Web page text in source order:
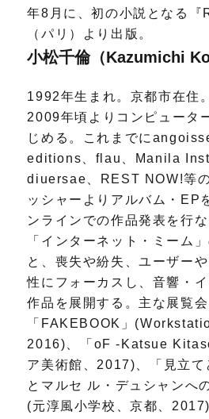
年8月に、初の小説となる
（パリ）より出版。
小松千倫（Kazumichi
1992年生まれ。京都市在住
2009年頃よりコンピュータ
じめる。これまでに
editions、flau、Manila
diuersae、REST NOW!等
ッシャーよりアルバム・EP
ンラインでの作品発表を行
「インターネット・ミーム
と、喪失や紛失、ユーザー
性にフォーカスし、音響・
作品を展開する。主な展覧会
「FAKEBOOK」
2016)、「oF -Katsue
ア美術館、2017)、「見立
とマルセ ル・デュシャンへ
(元淳風小学校、京都、